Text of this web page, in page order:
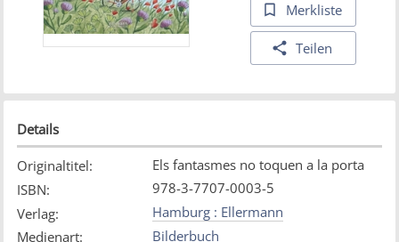
Merkliste
Teilen
Details
Originaltitel:
Els fantasmes no toquen a la porta
ISBN:
978-3-7707-0003-5
Verlag:
Hamburg : Ellermann
Medienart:
Bilderbuch